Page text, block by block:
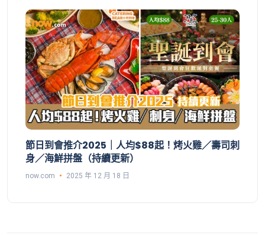
節日到會推介2025｜人均$88起！烤火雞／壽司刺
身／海鮮拼盤（持續更新）
now.com 2025 年 12 月 18 日